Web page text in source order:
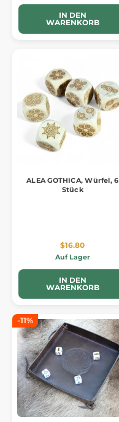
IN DEN
WARENKORB
ALEA GOTHICA, Würfel, 6
Stück
$16.80
Auf Lager
IN DEN
WARENKORB
-11%